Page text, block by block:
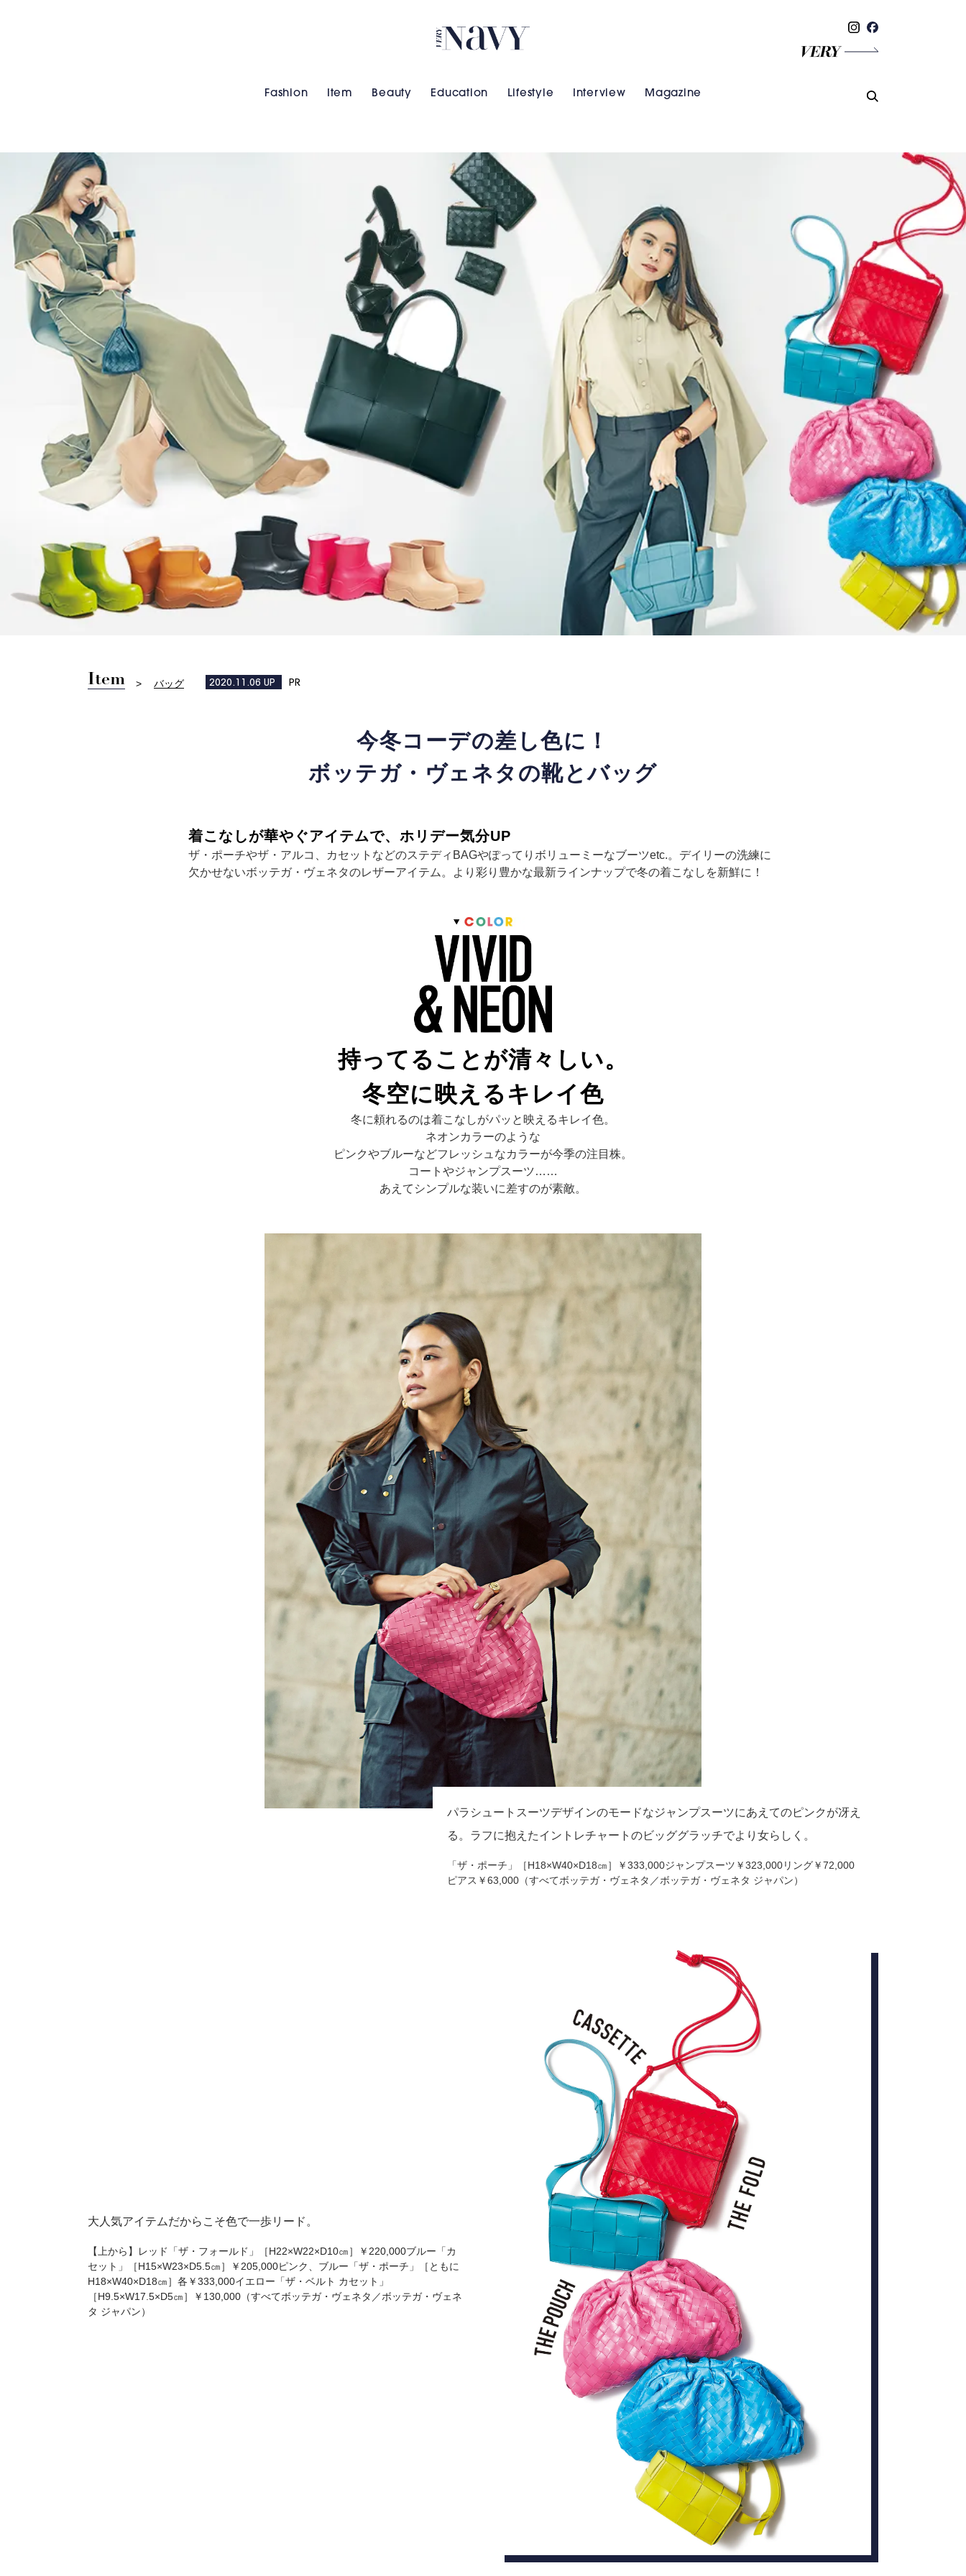
Fashion Item Beauty Education Lifestyle Interview Magazine
Item バッグ 2020.11.06 UP PR
今冬コーデの差し色に！
ボッテガ・ヴェネタの靴とバッグ
着こなしが華やぐアイテムで、ホリデー気分UP
ザ・ポーチやザ・アルコ、カセットなどのステディBAGやぽってりボリューミーなブーツetc.。デイリーの洗練に
欠かせないボッテガ・ヴェネタのレザーアイテム。より彩り豊かな最新ラインナップで冬の着こなしを新鮮に！
持ってることが清々しい。
冬空に映えるキレイ色
冬に頼れるのは着こなしがパッと映えるキレイ色。
ネオンカラーのような
ピンクやブルーなどフレッシュなカラーが今季の注目株。
コートやジャンプスーツ……
あえてシンプルな装いに差すのが素敵。
パラシュートスーツデザインのモードなジャンプスーツにあえてのピンクが冴え
る。ラフに抱えたイントレチャートのビッググラッチでより女らしく。
「ザ・ポーチ」［H18×W40×D18㎝］￥333,000ジャンプスーツ￥323,000リング￥72,000
ピアス￥63,000（すべてボッテガ・ヴェネタ／ボッテガ・ヴェネタ ジャパン）
大人気アイテムだからこそ色で一歩リード。
【上から】レッド「ザ・フォールド」［H22×W22×D10㎝］￥220,000ブルー「カ
セット」［H15×W23×D5.5㎝］￥205,000ピンク、ブルー「ザ・ポーチ」［ともに
H18×W40×D18㎝］各￥333,000イエロー「ザ・ベルト カセット」
［H9.5×W17.5×D5㎝］￥130,000（すべてボッテガ・ヴェネタ／ボッテガ・ヴェネ
タ ジャパン）